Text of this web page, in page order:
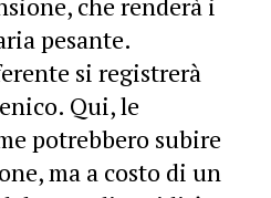
pesante.
si registrerà
Qui, le
potrebbero subire
ma a costo di un